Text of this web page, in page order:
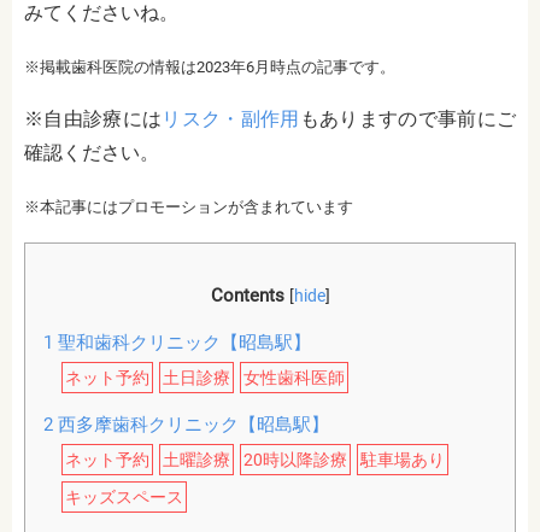
みてくださいね。
※掲載歯科医院の情報は2023年6月時点の記事です。
※自由診療には リスク・副作用 もありますので事前にご
確認ください。
※本記事にはプロモーションが含まれています
Contents [hide]
1 聖和歯科クリニック【昭島駅】
ネット予約 土日診療 女性歯科医師
2西多摩歯科クリニック【昭島駅】
ネット予約 土曜診療 20時以降診療
駐車場あり
キッズスペース